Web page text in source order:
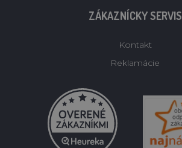
ZÁKAZNÍCKY SERVIS
Kontakt
Reklamácie